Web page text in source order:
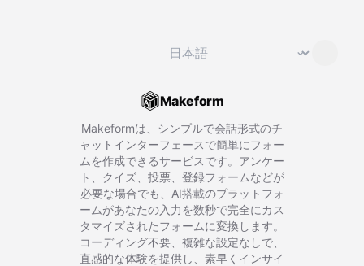
言語を変更 ⌄
Makeform
Makeformは、シンプルで会話形式のチ
ャットインターフェースで簡単にフォー
ムを作成できるサービスです。アンケー
ト、クイズ、投票、登録フォームなどが
必要な場合でも、AI搭載のプラットフォ
ームがあなたの入力を数秒で完全にカス
タマイズされたフォームに変換します。
コーディング不要、複雑な設定なしで、
直感的な体験を提供し、素早くインサイ